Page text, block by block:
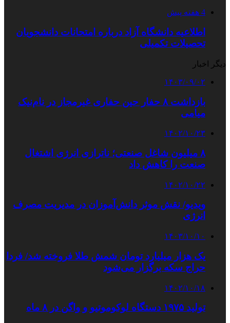
4 هفته پیش
اطلاعیه دانشگاه آزاد درباره امتحانات دانشجویان
تحصیلات تکمیلی
دیگر اخبار
۱۴۰۳/۰۹/۰۲
بازداشت ۸ حفار حین حفاری غیرمجاز در نام‌نیک
میامی
۱۴۰۲/۱۰/۲۳
۸ میلیون شاغل صنعتی؛ ناترازی انرژی اشتغال
صنعت را کاهش داد
۱۴۰۲/۱۰/۲۲
ویدیو/ نقش موثر دانش‌آموزان در مدیریت مصرف
انرژی
۱۴۰۳/۱۰/۱۰
یک هزار میلیارد تومان شمش طلا فروخته شد/ فردا
حراج سکه برگزار می‌شود
۱۴۰۲/۱۰/۱۸
تولید ۱۹۷۵ دستگاه لوکوموتیو و واگن در ۸ ماه